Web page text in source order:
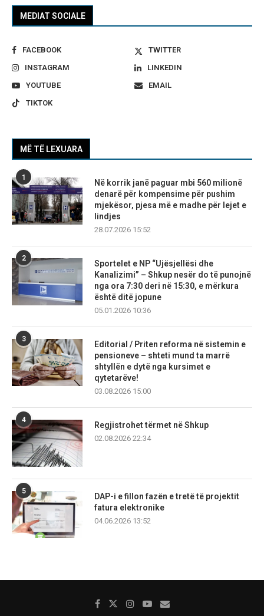
MEDIAT SOCIALE
FACEBOOK
TWITTER
INSTAGRAM
LINKEDIN
YOUTUBE
EMAIL
TIKTOK
MË TË LEXUARA
1
Në korrik janë paguar mbi 560 milionë
denarë për kompensime për pushim
mjekësor, pjesa më e madhe për lejet e
lindjes
28.07.2026 15:52
2
Sportelet e NP “Ujësjellësi dhe
Kanalizimi” – Shkup nesër do të punojnë
nga ora 7:30 deri në 15:30, e mërkura
është ditë jopune
05.01.2026 10:36
3
Editorial / Priten reforma në sistemin e
pensioneve – shteti mund ta marrë
shtyllën e dytë nga kursimet e
qytetarëve!
03.08.2026 15:00
4
Regjistrohet tërmet në Shkup
02.08.2026 22:34
5
DAP-i e fillon fazën e tretë të projektit
fatura elektronike
04.06.2026 13:52